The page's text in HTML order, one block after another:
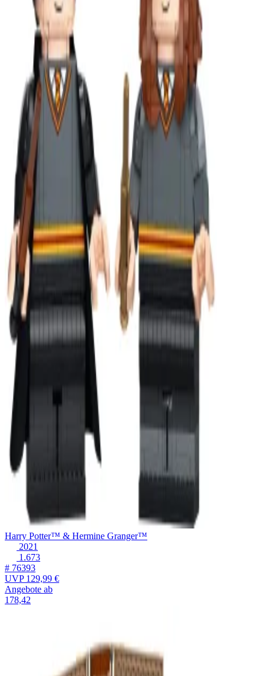
Harry Potter™ & Hermine Granger™
2021
1.673
# 76393
UVP129,99 €
Angebote ab
178,42